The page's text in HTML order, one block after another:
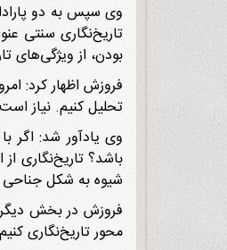
وی سپس به دو
تاریخ‌نگاری سنتی
بودن، از ویژگی‌های
فروزش اظهار کرد:
تحلیل کنیم. نیاز
وی یادآور شد: اگر
باشد؟ تاریخ‌نگاری
شیوه به شکل جناحی
فروزش در بخش
محور تاریخ‌نگاری